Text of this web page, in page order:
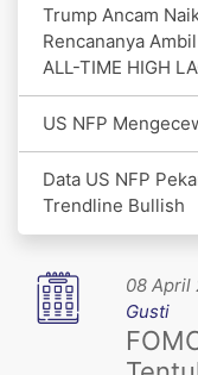
Trump Ancam
Rencananya
ALL-TIME HIGH
US NFP
Data US NFP
Trendline Bullish
08 April
Gusti